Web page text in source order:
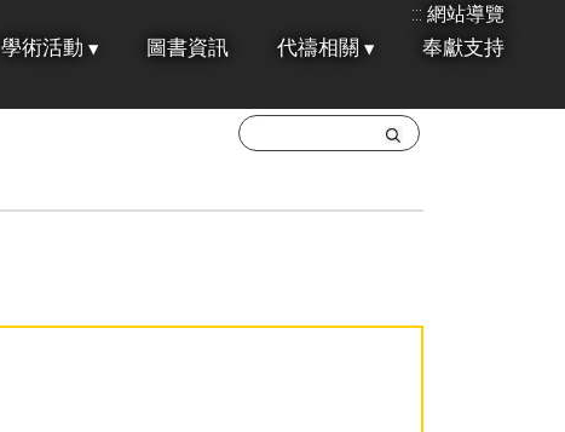
::: 網站導覽
學術活動 圖書資訊 代禱相關 奉獻支持